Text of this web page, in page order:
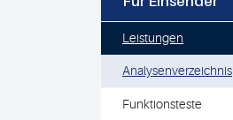
Leistungen
Analysenverzeichnis
Funktionsteste